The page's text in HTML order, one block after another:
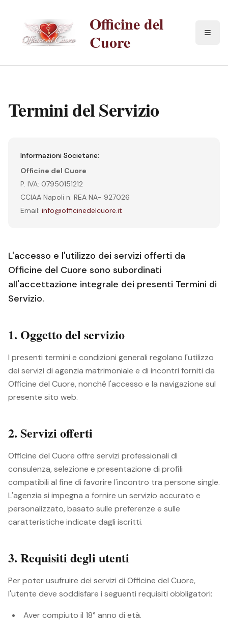
Officine del
Cuore
Termini del Servizio
Informazioni Societarie:
Officine del Cuore
P. IVA: 07950151212
CCIAA Napoli n. REA NA- 927026
Email: info@officinedelcuore.it
L'accesso e l'utilizzo dei servizi offerti da
Officine del Cuore sono subordinati
all'accettazione integrale dei presenti Termini di
Servizio.
1. Oggetto del servizio
I presenti termini e condizioni generali regolano l'utilizzo
dei servizi di agenzia matrimoniale e di incontri forniti da
Officine del Cuore, nonché l'accesso e la navigazione sul
presente sito web.
2. Servizi offerti
Officine del Cuore offre servizi professionali di
consulenza, selezione e presentazione di profili
compatibili al fine di favorire l'incontro tra persone single.
L'agenzia si impegna a fornire un servizio accurato e
personalizzato, basato sulle preferenze e sulle
caratteristiche indicate dagli iscritti.
3. Requisiti degli utenti
Per poter usufruire dei servizi di Officine del Cuore,
l'utente deve soddisfare i seguenti requisiti obbligatori:
Aver compiuto il 18° anno di età.